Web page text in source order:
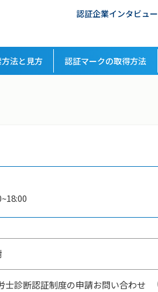
認証企業インタビュー
法と見方 認証マークの取得方法
士診断認証制度の申請お問い合わせ